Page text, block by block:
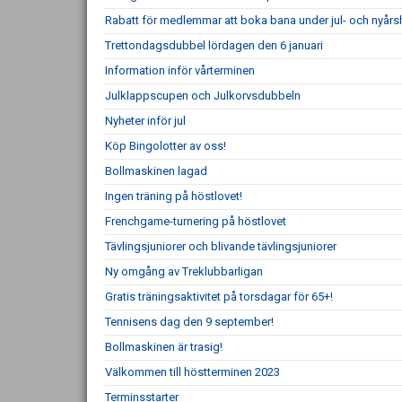
Rabatt för medlemmar att boka bana under jul- och
Trettondagsdubbel lördagen den 6 januari
Information inför vårterminen
Julklappscupen och Julkorvsdubbeln
Nyheter inför jul
Köp Bingolotter av oss!
Bollmaskinen lagad
Ingen träning på höstlovet!
Frenchgame-turnering på höstlovet
Tävlingsjuniorer och blivande tävlingsjuniorer
Ny omgång av Treklubbarligan
Gratis träningsaktivitet på torsdagar för 65+!
Tennisens dag den 9 september!
Bollmaskinen är trasig!
Välkommen till höstterminen 2023
Terminsstarter